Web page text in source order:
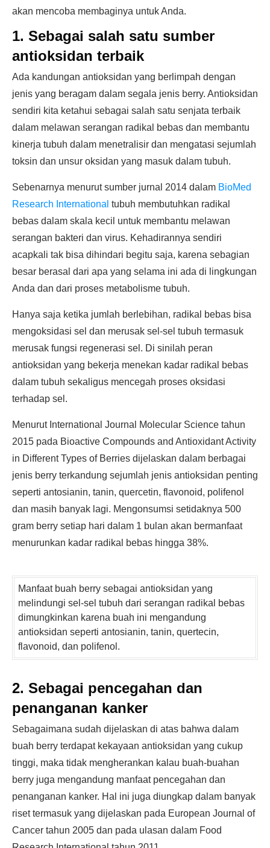
akan mencoba membaginya untuk Anda.
1. Sebagai salah satu sumber
antioksidan terbaik
Ada kandungan antioksidan yang berlimpah dengan
jenis yang beragam dalam segala jenis berry. Antioksidan
sendiri kita ketahui sebagai salah satu senjata terbaik
dalam melawan serangan radikal bebas dan membantu
kinerja tubuh dalam menetralisir dan mengatasi sejumlah
toksin dan unsur oksidan yang masuk dalam tubuh.
Sebenarnya menurut sumber jurnal 2014 dalam BioMed
Research International tubuh membutuhkan radikal
bebas dalam skala kecil untuk membantu melawan
serangan bakteri dan virus. Kehadirannya sendiri
acapkali tak bisa dihindari begitu saja, karena sebagian
besar berasal dari apa yang selama ini ada di lingkungan
Anda dan dari proses metabolisme tubuh.
Hanya saja ketika jumlah berlebihan, radikal bebas bisa
mengoksidasi sel dan merusak sel-sel tubuh termasuk
merusak fungsi regenerasi sel. Di sinilah peran
antioksidan yang bekerja menekan kadar radikal bebas
dalam tubuh sekaligus mencegah proses oksidasi
terhadap sel.
Menurut International Journal Molecular Science tahun
2015 pada Bioactive Compounds and Antioxidant Activity
in Different Types of Berries dijelaskan dalam berbagai
jenis berry terkandung sejumlah jenis antioksidan penting
seperti antosianin, tanin, quercetin, flavonoid, polifenol
dan masih banyak lagi. Mengonsumsi setidaknya 500
gram berry setiap hari dalam 1 bulan akan bermanfaat
menurunkan kadar radikal bebas hingga 38%.
Manfaat buah berry sebagai antioksidan yang
melindungi sel-sel tubuh dari serangan radikal bebas
dimungkinkan karena buah ini mengandung
antioksidan seperti antosianin, tanin, quertecin,
flavonoid, dan polifenol.
2. Sebagai pencegahan dan
penanganan kanker
Sebagaimana sudah dijelaskan di atas bahwa dalam
buah berry terdapat kekayaan antioksidan yang cukup
tinggi, maka tidak mengherankan kalau buah-buahan
berry juga mengandung manfaat pencegahan dan
penanganan kanker. Hal ini juga diungkap dalam banyak
riset termasuk yang dijelaskan pada European Journal of
Cancer tahun 2005 dan pada ulasan dalam Food